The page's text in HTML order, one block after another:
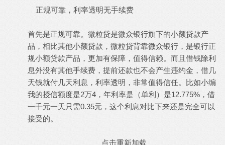
正规可靠，利率透明无手续费
首先是正规可靠。微粒贷是微众银行旗下的小额贷款产
品，相比其他小额贷款，微粒贷背靠微众银行，是银行正
规小额贷款产品，更加有保障，值得信赖。而且借钱除利
息外没有其他手续费，提前还款也不会产生违约金，借几
天钱就付几天利息，利率透明，非常值得信任。比如小编
我的授信额度是2万4，年利率是（单利）是12.775%，借
一千元一天只需0.35元，这个利息对比下来还是完全可以
接受的。
点击重新加载